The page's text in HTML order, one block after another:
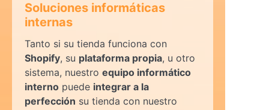
Soluciones informáticas
internas
Tanto si su tienda funciona con
Shopify, su plataforma propia, u otro
sistema, nuestroequipo informático
interno puede integrar a la
perfección su tienda con nuestro